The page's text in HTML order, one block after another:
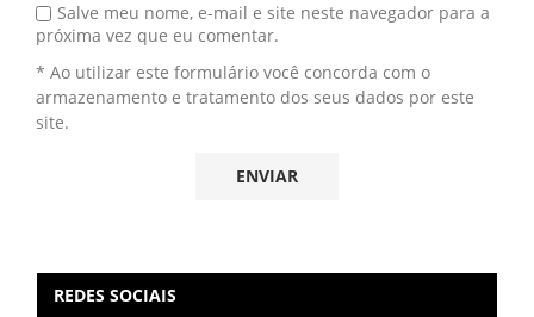
Salve meu nome, e-mail e site neste navegador para a
próxima vez que eu comentar.
* Ao utilizar este formulário você concorda com o
armazenamento e tratamento dos seus dados por este
site.
REDES SOCIAIS